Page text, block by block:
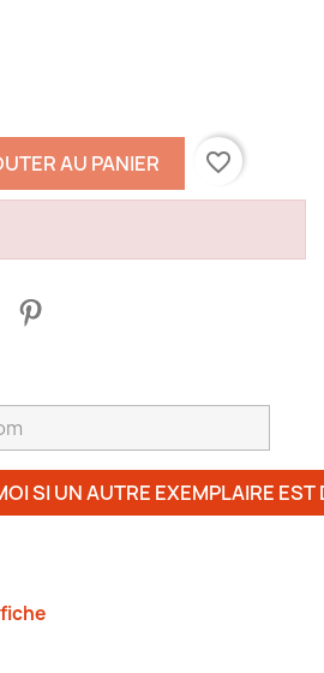
AU PANIER favorite_border
SI UN AUTRE EXEMPLAIRE EST